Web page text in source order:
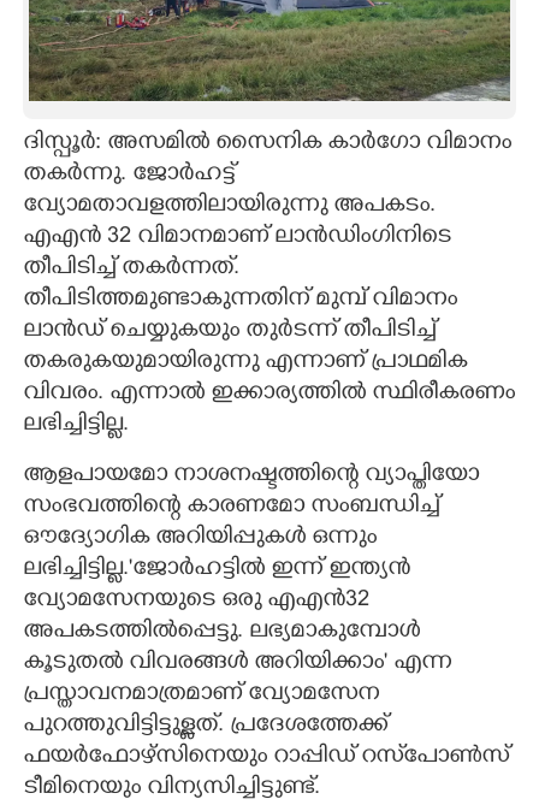
ASTRO
ZOOM
CONTACT US
ദിസ്പൂർ: അസമിൽ സൈനിക കാർഗോ വിമാനം
തകർന്നു. ജോർഹട്ട്
വ്യോമതാവളത്തിലായിരുന്നു അപകടം.
എഎൻ 32 വിമാനമാണ് ലാൻഡിംഗിനിടെ
തീപിടിച്ച് തകർന്നത്.
തീപിടിത്തമുണ്ടാകുന്നതിന് മുമ്പ് വിമാനം
ലാൻഡ് ചെയ്യുകയും തുർടന്ന് തീപിടിച്ച്
തകരുകയുമായിരുന്നു എന്നാണ് പ്രാഥമിക
വിവരം. എന്നാൽ ഇക്കാര്യത്തിൽ സ്ഥിരീകരണം
ലഭിച്ചിട്ടില്ല.
ആളപായമോ നാശനഷ്ടത്തിന്റെ വ്യാപ്തിയോ
സംഭവത്തിന്റെ കാരണമോ സംബന്ധിച്ച്
ഔദ്യോഗിക അറിയിപ്പുകൾ ഒന്നും
ലഭിച്ചിട്ടില്ല.'ജോർഹട്ടിൽ ഇന്ന് ഇന്ത്യൻ
വ്യോമസേനയുടെ ഒരു എഎൻ32
അപകടത്തിൽപ്പെട്ടു. ലഭ്യമാകുമ്പോൾ
കൂടുതൽ വിവരങ്ങൾ അറിയിക്കാം' എന്ന
പ്രസ്താവനമാത്രമാണ് വ്യോമസേന
പുറത്തുവിട്ടിട്ടുള്ളത്. പ്രദേശത്തേക്ക്
ഫയർഫോഴ്സിനെയും റാപ്പിഡ് റസ്‌പോൺസ്
ടീമിനെയും വിന്യസിച്ചിട്ടുണ്ട്.